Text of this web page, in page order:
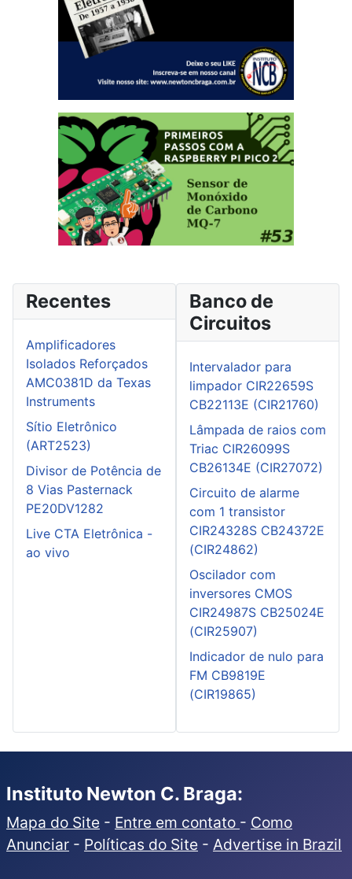
Recentes
Amplificadores
Isolados Reforçados
AMC0381D da Texas
Instruments
Sítio Eletrônico
(ART2523)
Divisor de Potência de
8 Vias Pasternack
PE20DV1282
Live CTA Eletrônica -
ao vivo
Banco de
Circuitos
Intervalador para
limpador CIR22659S
CB22113E (CIR21760)
Lâmpada de raios com
Triac CIR26099S
CB26134E (CIR27072)
Circuito de alarme
com 1 transistor
CIR24328S CB24372E
(CIR24862)
Oscilador com
inversores CMOS
CIR24987S CB25024E
(CIR25907)
Indicador de nulo para
FM CB9819E
(CIR19865)
Instituto Newton C. Braga:
Mapa do Site - Entre em contato - Como
Anunciar - Políticas do Site - Advertise in Brazil